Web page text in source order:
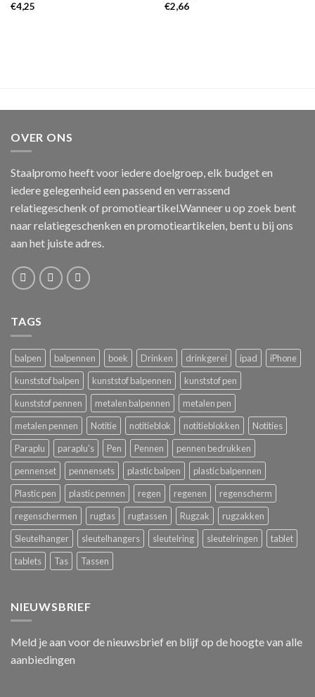
€4,25
€2,66
OVER ONS
Staalpromo heeft voor iedere doelgroep, elk budget en
iedere gelegenheid een passend en verrassend
relatiegeschenk of promotieartikel.Wanneer u op zoek bent
naar relatiegeschenken en promotieartikelen, bent u bij ons
aan het juiste adres.
TAGS
balpen balpennen boek Drinken drinkgerei ipad
iPhone
kunststof balpen
kunststof balpennen
kunststof pen
kunststof pennen
metalen balpennen
metalen pen
metalen pennen
Notitie notitieblok notitieblokken
Notities
Paraplu
paraplu's Pen Pennen
pennen bedrukken
pennenset
pennensets plastic balpen
plastic balpennen
Plastic pen
plastic pennen regen regenen
regenscherm
regenschermen
rugtas rugtassen Rugzak
rugzakken
Sleutelhanger
sleutelhangers sleutelring sleutelringen
tablet
tablets
Tas Tassen
NIEUWSBRIEF
Meld je aan voor de nieuwsbrief en blijf op de hoogte van alle
aanbiedingen